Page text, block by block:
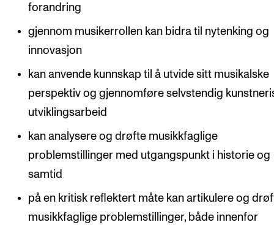
forandring
gjennom musikerrollen kan bidra til nytenking og
innovasjon
kan anvende kunnskap til å utvide sitt musikalske
perspektiv og gjennomføre selvstendig
utviklingsarbeid
kan analysere og drøfte musikkfaglige
problemstillinger med utgangspunkt i historie og
samtid
på en kritisk reflektert måte kan artikulere og
musikkfaglige problemstillinger, både innenfor